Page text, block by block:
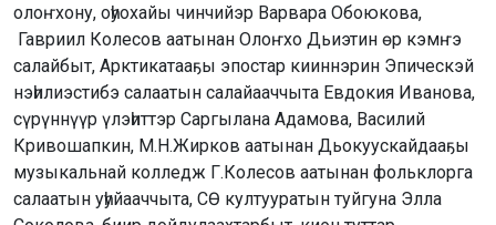
олоҥхону, оһуохайы чинчийэр Варвара Обоюкова,
Гавриил Колесов аатынан Олоҥхо Дьиэтин өр кэмҥэ
салайбыт, Арктикатааҕы эпостар кииннэрин Эпическэй
нэһилиэстибэ салаатын салайааччыта Евдокия Иванова,
сүрүннүүр үлэһиттэр Саргылана Адамова, Василий
Кривошапкин, М.Н.Жирков аатынан Дьокуускайдааҕы
музыкальнай колледж Г.Колесов аатынан фольклорга
салаатын уһуйааччыта, СӨ култууратын туйгуна Элла